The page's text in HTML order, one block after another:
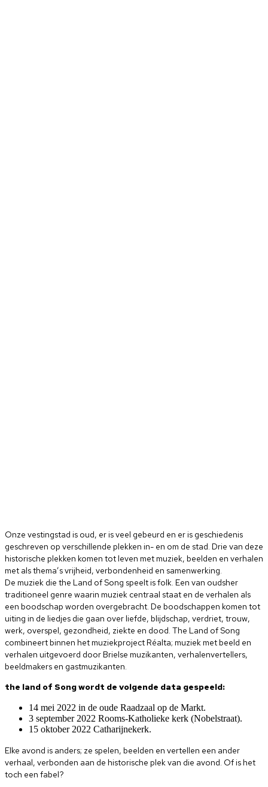
Onze vestingstad is oud, er is veel gebeurd en er is geschiedenis
geschreven op verschillende plekken in- en om de stad. Drie van deze
historische plekken komen tot leven met muziek, beelden en verhalen
met als thema’s vrijheid, verbondenheid en samenwerking.
De muziek die the Land of Song speelt is folk. Een van oudsher
traditioneel genre waarin muziek centraal staat en de verhalen als
een boodschap worden overgebracht. De boodschappen komen tot
uiting in de liedjes die gaan over liefde, blijdschap, verdriet, trouw,
werk, overspel, gezondheid, ziekte en dood. The Land of Song
combineert binnen het muziekproject Réalta; muziek met beeld en
verhalen uitgevoerd door Brielse muzikanten, verhalenvertellers,
beeldmakers en gastmuzikanten.
the land of Song wordt de volgende data gespeeld:
14 mei 2022 in de oude Raadzaal op de Markt.
3 september 2022 Rooms-Katholieke kerk (Nobelstraat).
15 oktober 2022 Catharijnekerk.
Elke avond is anders; ze spelen, beelden en vertellen een ander
verhaal, verbonden aan de historische plek van die avond. Of is het
toch een fabel?